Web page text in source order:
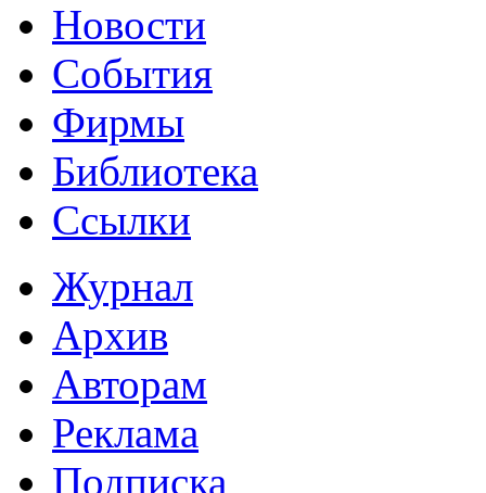
Новости
События
Фирмы
Библиотека
Ссылки
Журнал
Архив
Авторам
Реклама
Подписка